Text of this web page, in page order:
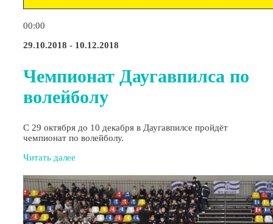
00:00
29.10.2018 - 10.12.2018
Чемпионат Даугавпилса по
волейболу
С 29 октября до 10 декабря в Даугавпилсе пройдёт
чемпионат по волейболу.
Читать далее